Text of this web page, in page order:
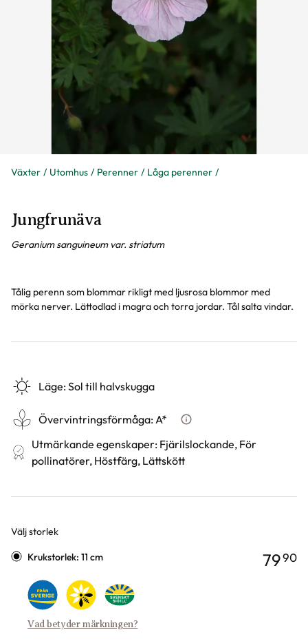
Växter Utomhus Perenner Låga perenner
Jungfrunäva
Geranium sanguineum var. striatum
Tålig perenn som blommar rikligt med ljusrosa blommor med
mörka nerver. Lättodlad i magra och torra jordar. Tål salta vindar.
Läge:Sol till halvskugga
Övervintringsförmåga:A* Vad betyder
Utmärkande egenskaper: Fjärilslockande, För
pollinatörer, Höstfärg, Lättskött
Välj storlek
Varianter
Krukstorlek: 11 cm
Vad betyder märkningen?
7990